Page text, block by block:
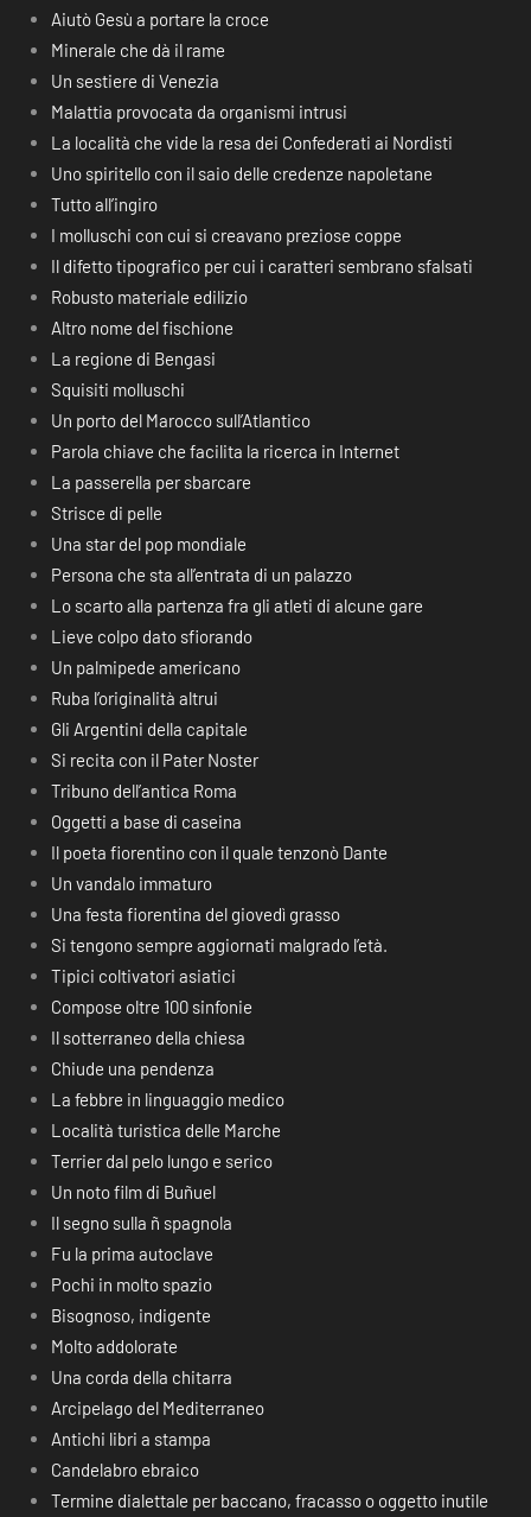
Aiutò Gesù a portare la croce
Minerale che dà il rame
Un sestiere di Venezia
Malattia provocata da organismi intrusi
La località che vide la resa dei Confederati ai Nordisti
Uno spiritello con il saio delle credenze napoletane
Tutto all’ingiro
I molluschi con cui si creavano preziose coppe
Il difetto tipografico per cui i caratteri sembrano sfalsati
Robusto materiale edilizio
Altro nome del fischione
La regione di Bengasi
Squisiti molluschi
Un porto del Marocco sull’Atlantico
Parola chiave che facilita la ricerca in Internet
La passerella per sbarcare
Strisce di pelle
Una star del pop mondiale
Persona che sta all’entrata di un palazzo
Lo scarto alla partenza fra gli atleti di alcune gare
Lieve colpo dato sfiorando
Un palmipede americano
Ruba l’originalità altrui
Gli Argentini della capitale
Si recita con il Pater Noster
Tribuno dell’antica Roma
Oggetti a base di caseina
Il poeta fiorentino con il quale tenzonò Dante
Un vandalo immaturo
Una festa fiorentina del giovedì grasso
Si tengono sempre aggiornati malgrado l’età.
Tipici coltivatori asiatici
Compose oltre 100 sinfonie
Il sotterraneo della chiesa
Chiude una pendenza
La febbre in linguaggio medico
Località turistica delle Marche
Terrier dal pelo lungo e serico
Un noto film di Buñuel
Il segno sulla ñ spagnola
Fu la prima autoclave
Pochi in molto spazio
Bisognoso, indigente
Molto addolorate
Una corda della chitarra
Arcipelago del Mediterraneo
Antichi libri a stampa
Candelabro ebraico
Termine dialettale per baccano, fracasso o oggetto inutile